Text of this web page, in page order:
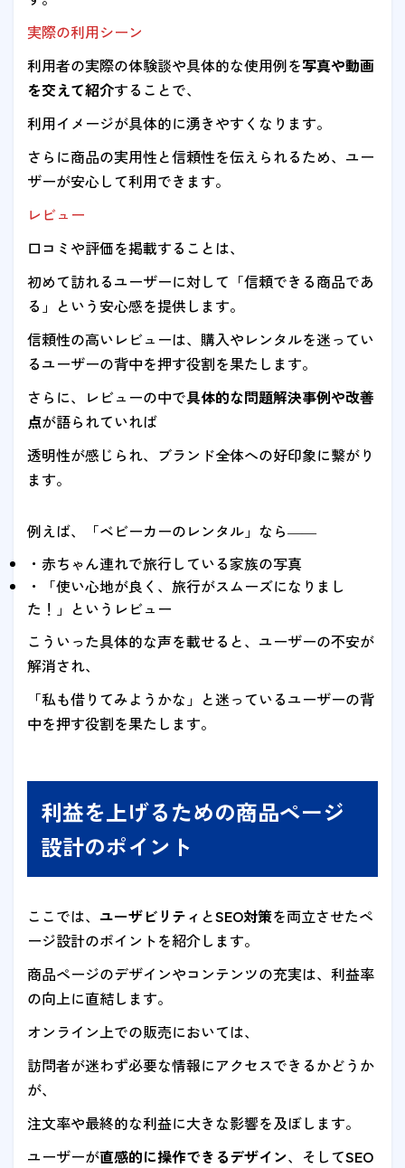
実際の利用シーン
利用者の実際の体験談や具体的な使用例を写真や動画
を交えて紹介することで、
利用イメージが具体的に湧きやすくなります。
さらに商品の実用性と信頼性を伝えられるため、ユー
ザーが安心して利用できます。
レビュー
口コミや評価を掲載することは、
初めて訪れるユーザーに対して「信頼できる商品であ
る」という安心感を提供します。
信頼性の高いレビューは、購入やレンタルを迷ってい
るユーザーの背中を押す役割を果たします。
さらに、レビューの中で具体的な問題解決事例や改善
点が語られていれば
透明性が感じられ、ブランド全体への好印象に繋がり
ます。
例えば、「ベビーカーのレンタル」なら――
・赤ちゃん連れで旅行している家族の写真
・「使い心地が良く、旅行がスムーズになりまし
た！」というレビュー
こういった具体的な声を載せると、ユーザーの不安が
解消され、
「私も借りてみようかな」と迷っているユーザーの背
中を押す役割を果たします。
利益を上げるための商品ページ
設計のポイント
ここでは、 ユーザビリティ とSEO対策を両立させたペ
ージ設計のポイントを紹介します。
商品ページのデザインやコンテンツの充実は、利益率
の向上に直結します。
オンライン上での販売においては、
訪問者が迷わず必要な情報にアクセスできるかどうか
が、
注文率や最終的な利益に大きな影響を及ぼします。
ユーザーが直感的に操作できるデザイン、そしてSEO